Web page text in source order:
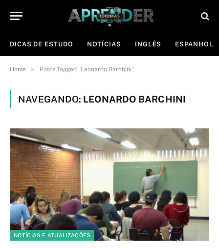
DICAS DE ESTUDO NOTÍCIAS INGLÊS ESPANHOL
Home » Posts Tagged "Leonardo Barchini"
NAVEGANDO: LEONARDO BARCHINI
NOTÍCIAS E ATUALIZAÇÕES